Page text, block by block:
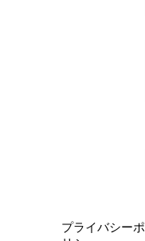
プライバシーポ